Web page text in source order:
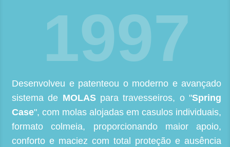
1997
Desenvolveu e patenteou o moderno e avançado
sistema de MOLASpara travesseiros, o "Spring
Case", com molas alojadas em casulos individuais,
formato colmeia, proporcionando maior apoio,
conforto e maciez com total proteção e ausência